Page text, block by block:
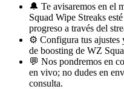
🔔 Te avisaremos en el
Squad Wipe Streaks
progreso a través del
⚙️ Configura tus ajustes
de boosting de WZ
💬 Nos pondremos en
en vivo; no dudes en
consulta.